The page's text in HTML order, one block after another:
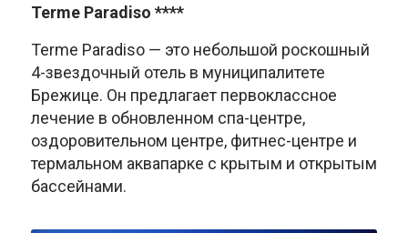
Terme Paradiso ****
Terme Paradiso — это небольшой роскошный
4-звездочный отель в муниципалитете
Брежице. Он предлагает первоклассное
лечение в обновленном спа-центре,
оздоровительном центре, фитнес-центре и
термальном аквапарке с крытым и открытым
бассейнами.